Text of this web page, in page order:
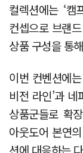
컬렉션에는 ‘
컨셉으로 브랜
상품 구성을 통
이번 컨벤션에
비전 라인’과
상품군들로 확
아웃도어 본연
션에 대응하는